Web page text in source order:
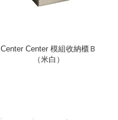
Center Center 模組收納櫃Ｂ
（米白）